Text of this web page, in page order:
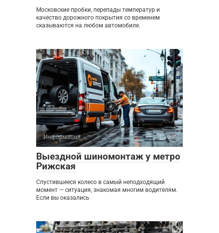
Московские пробки, перепады температур и
качество дорожного покрытия со временем
сказываются на любом автомобиле.
Информация 0
Выездной шиномонтаж у метро
Рижская
Спустившееся колесо в самый неподходящий
момент — ситуация, знакомая многим водителям.
Если вы оказались